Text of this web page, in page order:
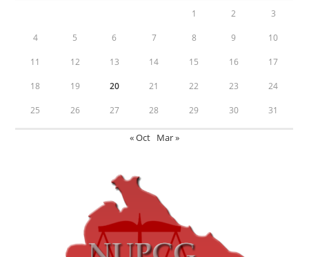
1 2 3
4 5 6 7 8 9 10
11 12 13 14 15 16 17
18 19 20 21 22 23 24
25 26 27 28 29 30 31
« Oct Mar »